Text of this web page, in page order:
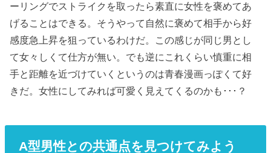
ーリングでストライクを取ったら素直に女性を褒めてあ
げることはできる。そうやって自然に褒めて相手から好
感度急上昇を狙っているわけだ。この感じが同じ男とし
て女々しくて仕方が無い。でも逆にこれくらい慎重に相
手と距離を近づけていくというのは青春漫画っぽくて好
きだ。女性にしてみれば可愛く見えてくるのかも･･･？
A型男性との共通点を見つけてみよう